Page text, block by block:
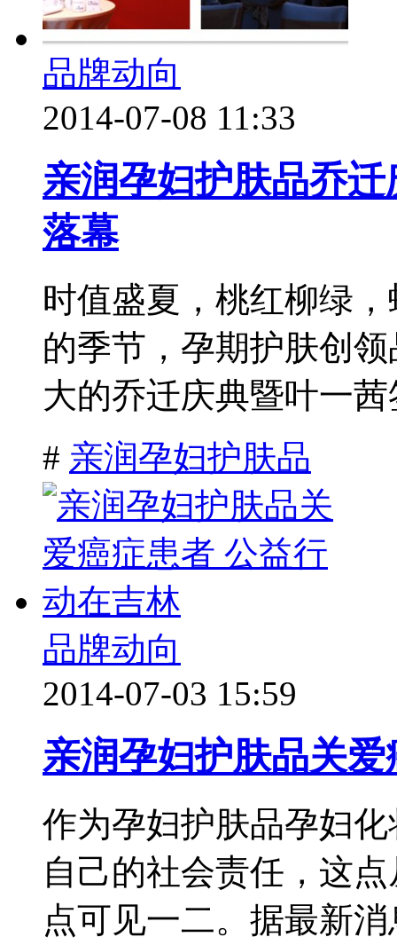
品牌动向
2014-07-08 11:33
亲润孕妇护肤品乔
落幕
时值盛夏，桃红柳绿
的季节，孕期护肤创
大的乔迁庆典暨叶一
# 亲润孕妇护肤品
品牌动向
2014-07-03 15:59
亲润孕妇护肤品关
作为孕妇护肤品孕妇
自己的社会责任，这
点可见一二。据最新